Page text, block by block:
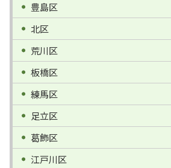
豊島区
北区
荒川区
板橋区
練馬区
足立区
葛飾区
江戸川区